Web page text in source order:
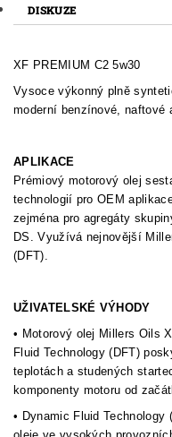
DISKUZE
XF PREMIUM C2 5w30
Vysoce výkonný plně
moderní benzínové, naftové
APLIKACE
Prémiový motorový olej
technologií pro OEM
zejména pro agregáty
DS. Využívá nejnovější
(DFT).
UŽIVATELSKÉ VÝHODY
• Motorový olej Millers Oils
Fluid Technology (DFT)
teplotách a studených
komponenty motoru od
• Dynamic Fluid